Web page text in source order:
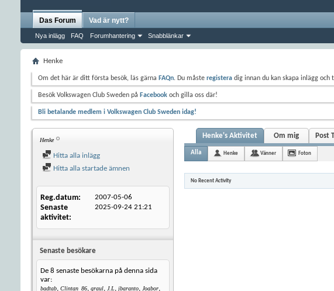
Das Forum
Nya inlägg FAQ Forumhantering Snabblänkar
Vad är nytt?
Henke
Om det här är ditt första besök, läs gärna FAQn. Du måste registera dig innan du kan skapa inlägg
Besök Volkswagen Club Sweden på Facebook och gilla oss där!
Bli betalande medlem i Volkswagen Club Sweden idag!
Henke
Hitta alla inlägg
Hitta alla startade ämnen
Reg.datum 2007-05-06
Senaste
aktivitet
2025-09-24 21:21
Senaste besökare
De 8 senaste besökarna på denna sida
var:
badtab, Clintan_86, graul, J.L, jbaranto, Joabor,
Henke's Aktivitet Om mig Post
Alla Henke Vänner Foton
No Recent Activity